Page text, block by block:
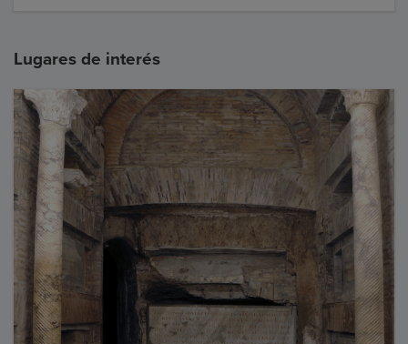
Lugares de interés